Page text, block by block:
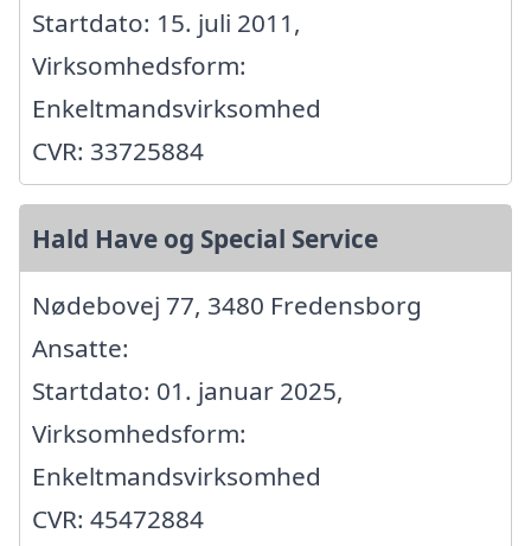
Startdato: 15. juli 2011,
Virksomhedsform:
Enkeltmandsvirksomhed
CVR: 33725884
Hald Have og Special Service
Nødebovej 77, 3480 Fredensborg
Ansatte:
Startdato: 01. januar 2025,
Virksomhedsform:
Enkeltmandsvirksomhed
CVR: 45472884